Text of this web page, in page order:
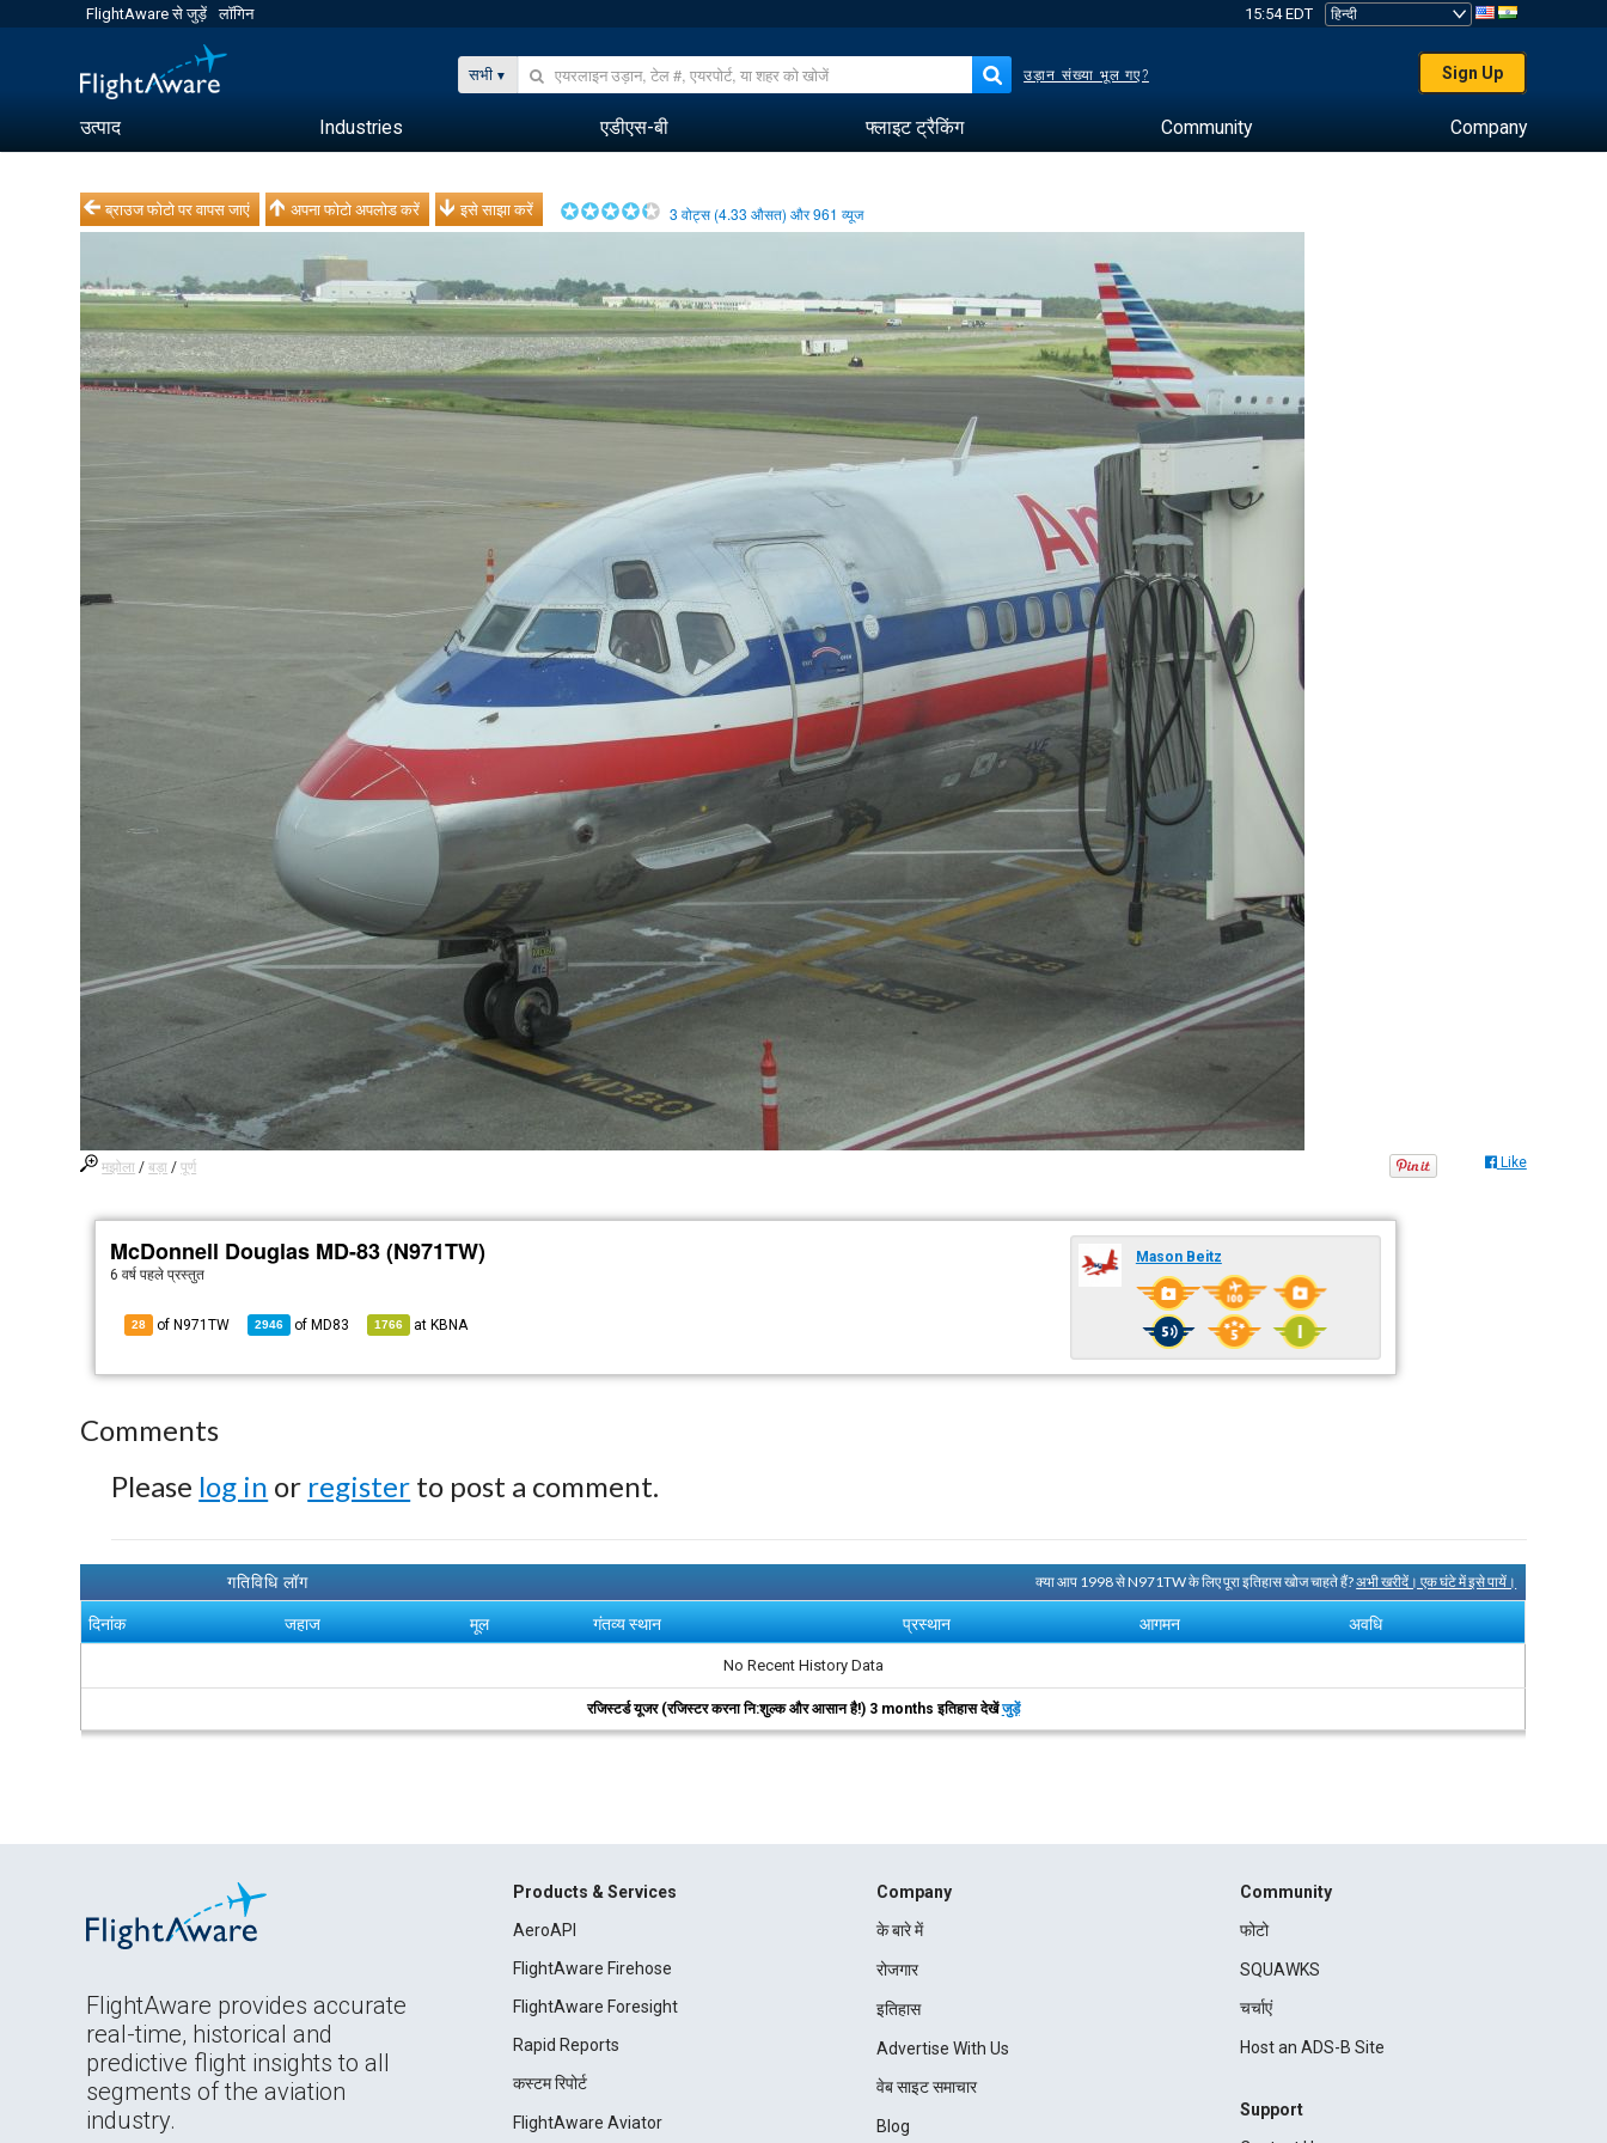
FlightAware से जुड़ें लॉगिन 15:54 EDT
सभी उड़ान संख्या भूल गए? Sign Up
उत्पाद Industries एडीएस-बी फ्लाइट ट्रैकिंग Community Company
ब्राउज फोटो पर वापस जाएं अपना फोटो अपलोड करें इसे साझा करें 3 वोट्स (4.33 औसत) और961 व्यूज
मझोला /बड़ा /पूर्ण Like
McDonnell Douglas MD-83 (N971TW)
6 वर्ष पहले प्रस्तुत
28 of N971TW 2946 of MD83 1766 at KBNA
Mason Beitz
Comments
Please log in or register to post a comment.
गतिविधि लॉग क्या आप 1998 से N971TW के लिए पूरा इतिहास खोज चाहते हैं?अभी खरीदें। एक घंटे में इसे पायें।
दिनांक जहाज मूल गंतव्य स्थान प्रस्थान आगमन अवधि
No Recent History Data
रजिस्टर्ड यूजर (रजिस्टर करना नि:शुल्क और आसान है!) 3 months इतिहास देखेंजुड़ें
FlightAware provides accurate
real-time, historical and
predictive flight insights to all
segments of the aviation
industry.
Products & Services
AeroAPI
FlightAware Firehose
FlightAware Foresight
Rapid Reports
कस्टम रिपोर्ट
FlightAware Aviator
Company
के बारे में
रोजगार
इतिहास
Advertise With Us
वेब साइट समाचार
Blog
Community
फोटो
SQUAWKS
चर्चाएं
Host an ADS-B Site
Support